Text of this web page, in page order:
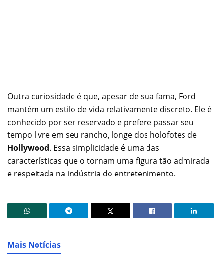
Outra curiosidade é que, apesar de sua fama, Ford
mantém um estilo de vida relativamente discreto. Ele é
conhecido por ser reservado e prefere passar seu
tempo livre em seu rancho, longe dos holofotes de
Hollywood. Essa simplicidade é uma das
características que o tornam uma figura tão admirada
e respeitada na indústria do entretenimento.
Mais Notícias